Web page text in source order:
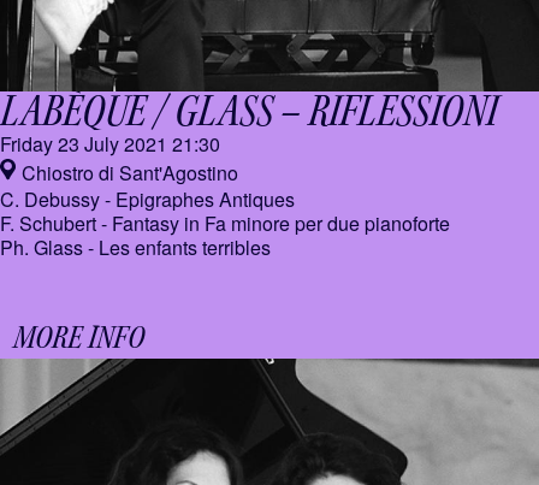
LABÈQUE / GLASS –RIFLESSIONI
Friday 23 July 2021 21:30
Chiostro di Sant'Agostino
C. Debussy - Epigraphes Antiques
F. Schubert - Fantasy in Fa minore per due pianoforte
Ph. Glass - Les enfants terribles
MORE INFO